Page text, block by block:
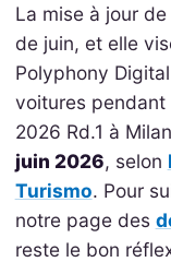
La mise à jour
de juin, et elle
Polyphony
voitures pendant
2026 Rd.1 à
juin 2026, selon
Turismo. Pour
notre page des
reste le bon